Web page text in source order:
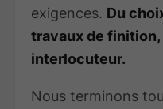
exigences. Du
travaux de finition,
interlocuteur.
Nous terminons